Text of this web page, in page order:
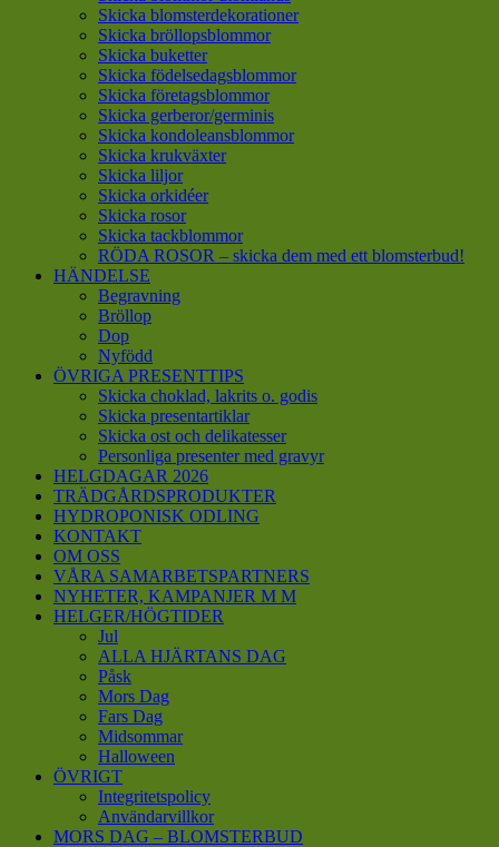
Skicka blomsterdekorationer
Skicka bröllopsblommor
Skicka buketter
Skicka födelsedagsblommor
Skicka företagsblommor
Skicka gerberor/germinis
Skicka kondoleansblommor
Skicka krukväxter
Skicka liljor
Skicka orkidéer
Skicka rosor
Skicka tackblommor
RÖDA ROSOR – skicka dem med ett blomsterbud!
HÄNDELSE
Begravning
Bröllop
Dop
Nyfödd
ÖVRIGA PRESENTTIPS
Skicka choklad, lakrits o. godis
Skicka presentartiklar
Skicka ost och delikatesser
Personliga presenter med gravyr
HELGDAGAR 2026
TRÄDGÅRDSPRODUKTER
HYDROPONISK ODLING
KONTAKT
OM OSS
VÅRA SAMARBETSPARTNERS
NYHETER, KAMPANJER M M
HELGER/HÖGTIDER
Jul
ALLA HJÄRTANS DAG
Påsk
Mors Dag
Fars Dag
Midsommar
Halloween
ÖVRIGT
Integritetspolicy
Användarvillkor
MORS DAG – BLOMSTERBUD